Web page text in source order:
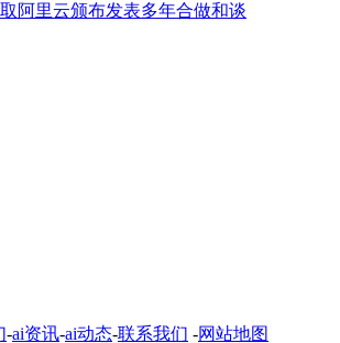
阿里云颁布发表多年合做和谈
-ai资讯-ai动态-联系我们 -网站地图